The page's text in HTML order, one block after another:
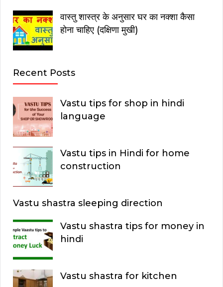
वास्तु शास्त्र के अनुसार घर का नक्शा कैसा
होना चाहिए (दक्षिणा मुखी)
Recent Posts
Vastu tips for shop in hindi
language
Vastu tips in Hindi for home
construction
Vastu shastra sleeping direction
Vastu shastra tips for money in
hindi
Vastu shastra for kitchen